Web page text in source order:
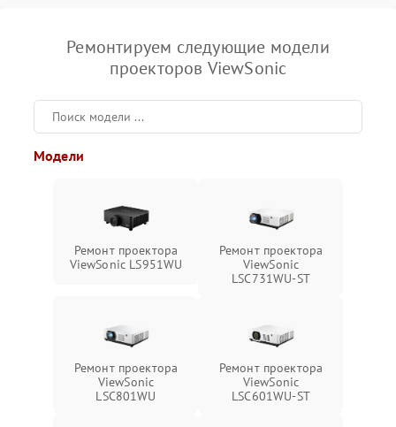
Ремонтируем следующие модели
проекторов ViewSonic
Модели
Ремонт проектора
ViewSonic LS951WU
Ремонт проектора
ViewSonic
LSC731WU-ST
Ремонт проектора
ViewSonic
LSC801WU
Ремонт проектора
ViewSonic
LSC601WU-ST